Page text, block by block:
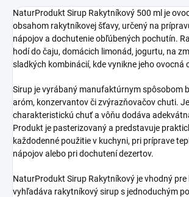
NaturProdukt Sirup Rakytníkový 500 ml je
obsahom rakytníkovej šťavy, určený na
nápojov a dochutenie obľúbených pochutín.
hodí do čaju, domácich limonád, jogurtu, na
sladkých kombinácií, kde vynikne jeho ovocná
Sirup je vyrábaný manufaktúrnym spôsobom
aróm, konzervantov či zvýrazňovačov chuti.
charakteristickú chuť a vôňu dodáva
Produkt je pasterizovaný a predstavuje
každodenné použitie v kuchyni, pri príprave
nápojov alebo pri dochutení dezertov.
NaturProdukt Sirup Rakytníkový je vhodný pre
vyhľadáva rakytníkový sirup s jednoduchým